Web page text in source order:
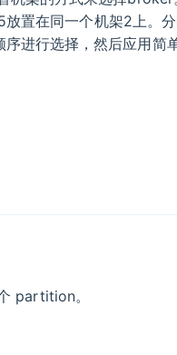
在同一个机架2上。分
进行选择，然后应用简
partition。